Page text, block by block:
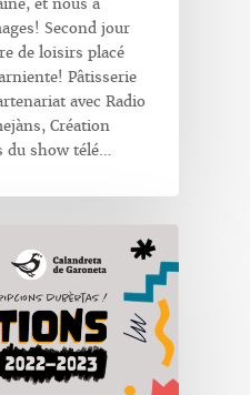
Second jour
de loisirs placé
Pâtisserie
avec Radio
Création
du show télé…